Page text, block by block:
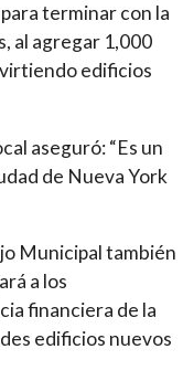
terminar con la
al agregar 1,000
edificios
aseguró: “Es un
de Nueva York
Municipal también
a los
financiera de la
edificios nuevos